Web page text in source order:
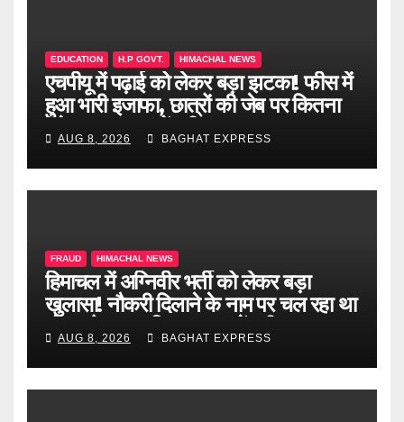
EDUCATION H.P GOVT. HIMACHAL NEWS
एचपीयू में पढ़ाई को लेकर बड़ा झटका! फीस में
हुआ भारी इजाफा, छात्रों की जेब पर कितना
पड़ेगा असर? जानें पूरी खबर
AUG 8, 2026 BAGHAT EXPRESS
FRAUD HIMACHAL NEWS
हिमाचल में अग्निवीर भर्ती को लेकर बड़ा
खुलासा! नौकरी दिलाने के नाम पर चल रहा था
खेल, दो दलाल गिरफ्तार, जानें पूरी खबर
AUG 8, 2026 BAGHAT EXPRESS